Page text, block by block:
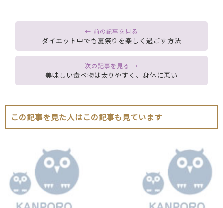
ダイエット中でも夏祭りを楽しく過ごす方法
美味しい食べ物は太りやすく、身体に悪い
この記事を見た人はこの記事も見ています